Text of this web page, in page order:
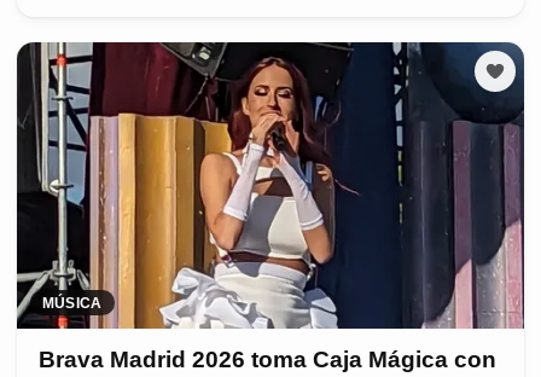
MÚSICA
Brava Madrid 2026 toma Caja Mágica con